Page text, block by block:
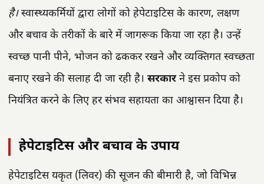
है।स्वास्थ्यकर्मियों द्वारा लोगों को हेपेटाइटिस के कारण, लक्षण
और बचाव के तरीकों के बारे में जागरूक किया जा रहा है। उन्हें
स्वच्छ पानी पीने, भोजन को ढककर रखने और व्यक्तिगत स्वच्छता
बनाए रखने की सलाह दी जा रही है। सरकारने इस प्रकोप को
नियंत्रित करने के लिए हर संभव सहायता का आश्वासन दिया है।
हेपेटाइटिस और बचाव के उपाय
हेपेटाइटिस यकृत (लिवर) की सूजन की बीमारी है, जो विभिन्न